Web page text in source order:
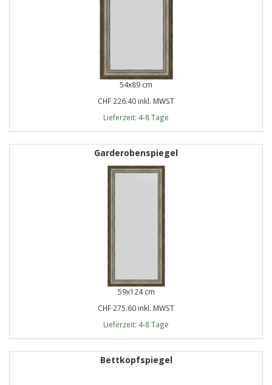
54x89 cm
CHF 226.40 inkl. MWST
Lieferzeit: 4-8 Tage
Garderobenspiegel
59x124 cm
CHF 275.60 inkl. MWST
Lieferzeit: 4-8 Tage
Bettkopfspiegel